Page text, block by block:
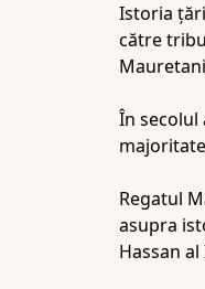
Istoria
către
În secolul
Regatul
asupra
Hassan al